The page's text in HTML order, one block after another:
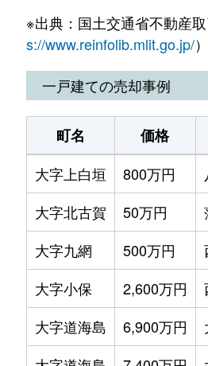
大字鬼古賀
750万円
大字上白垣
2,200万円
大字北古賀
710万円
大字北古賀
5,700万円
大字北古賀
760万円
大字下木佐木
670万円
大字下八院
320万円
大字津
1,300万円
大字津
780万円
※出典：国土交通省不動産
s://www.reinfolib.mlit.go.jp/
一戸建ての売却事例
町名 価格
大字上白垣
800万円
大字北古賀
50万円
大字九網
500万円
大字小保
2,600万円
大字道海島
6,900万円